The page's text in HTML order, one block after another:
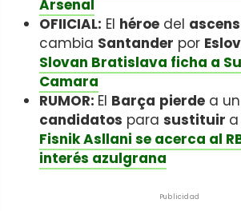
Arsenal
OFIICIAL: El héroe del
cambia Santander por
Slovan Bratislava ficha a
Camara
RUMOR: El Barça pierde a
candidatos para sustituir a
Fisnik Asllani se acerca al
interés azulgrana
Publicidad